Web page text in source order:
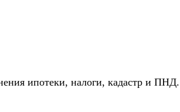
ипотеки, налоги, кадастр и ПНД.